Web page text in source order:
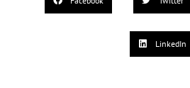
LinkedIn